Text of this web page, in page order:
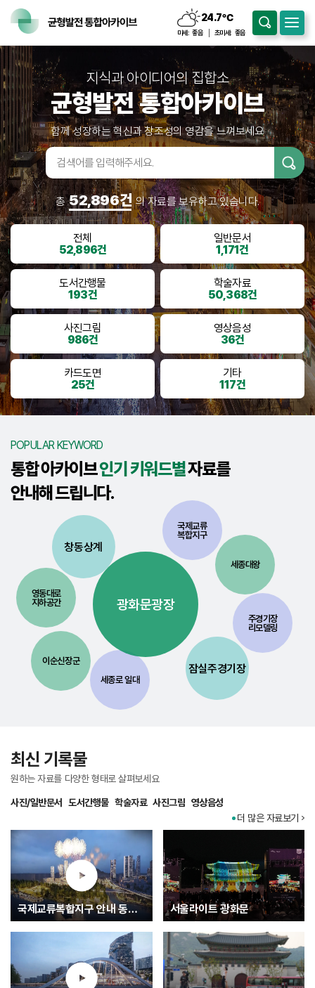
24.7℃
구름조금
미세: 좋음 초미세: 좋음
지식과 아이디어의 집합소
균형발전 통합아카이브
함께 성장하는 혁신과 창조성의 영감을 느껴보세요
검색어입
력
총52,896건 의 자료를 보유하고 있습니다.
전체
52,896건
일반문서
1,171건
도서간행물
193건
학술자료
50,368건
사진그림
986건
영상음성
36건
카드도면
25건
기타
117건
POPULAR KEYWORD
통합 아카이브인기 키워드별자료를
안내해 드립니다.
영동대로
지하공간
세종로 일대
주경기장
리모델링
이순신장군
창동상계
광화문광장
국제교류
복합지구
세종대왕
잠실주경기장
최신 기록물
원하는 자료를 다양한 형태로 살펴보세요
더 많은 자료보기
사진/일반문서 도서간행물 학술자료 사진그림 영상음성
국제교류복합지구 안내 동영상 서울라이트 광화문